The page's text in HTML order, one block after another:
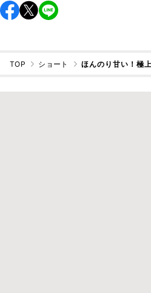
TOP ショート ほんのり甘い！極